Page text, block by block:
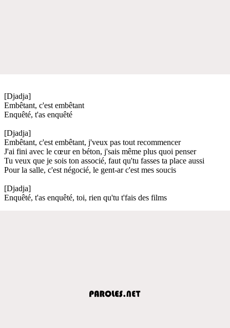
[Djadja]
Embêtant, c'est embêtant
Enquêté, t'as enquêté
[Djadja]
Embêtant, c'est embêtant, j'veux pas tout recommencer
J'ai fini avec le cœur en béton, j'sais même plus quoi penser
Tu veux que je sois ton associé, faut qu'tu fasses ta place aussi
Pour la salle, c'est négocié, le gent-ar c'est mes soucis
[Djadja]
Enquêté, t'as enquêté, toi, rien qu'tu t'fais des films